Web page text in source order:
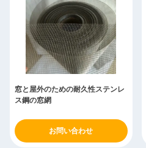
窓と屋外のための耐久性ステンレ
ス鋼の窓網
お問い合わせ